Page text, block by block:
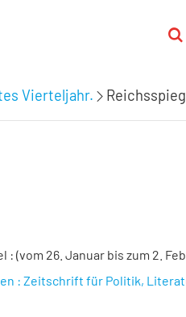
Vierteljahr.
: (vom 26. Januar bis zum 2.
: Zeitschrift für Politik,